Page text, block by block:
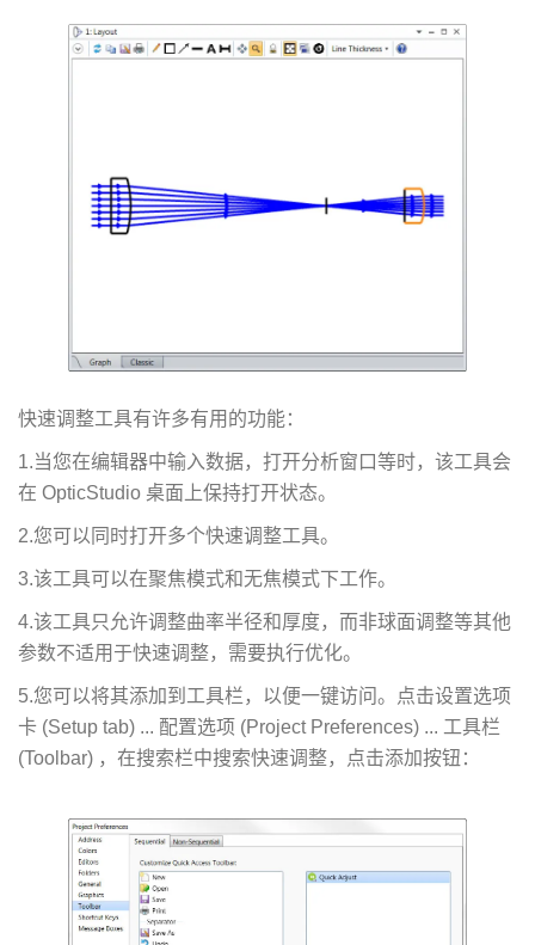
快速调整工具有许多有用的功能：
1.当您在编辑器中输入数据，打开分析窗口等时，该工具会
在 OpticStudio 桌面上保持打开状态。
2.您可以同时打开多个快速调整工具。
3.该工具可以在聚焦模式和无焦模式下工作。
4.该工具只允许调整曲率半径和厚度，而非球面调整等其他
参数不适用于快速调整，需要执行优化。
5.您可以将其添加到工具栏，以便一键访问。点击设置选项
卡 (Setup tab) ... 配置选项 (Project Preferences) ... 工具栏
(Toolbar) ，在搜索栏中搜索快速调整，点击添加按钮：